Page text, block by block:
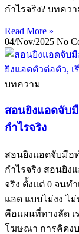
กำไรจริง? บทคว
Read More »
04/Nov/2025 No
บทความ
สอนยิงแอดจับ
กำไรจริง
สอนยิงแอดจับมือ
กำไรจริง สอนยิง
จริง ตั้งแต่ 0 จนท
แอด แบบไม่งง ไ
คือแผนที่ทางลัด เ
โฆษณา การคิดง